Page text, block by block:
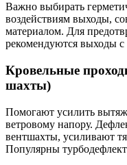
Важно выбирать
воздействиям выходы,
материалом. Для
рекомендуются выходы с
Кровельные
шахты)
Помогают усилить
ветровому напору.
вентшахты, усиливают
Популярны